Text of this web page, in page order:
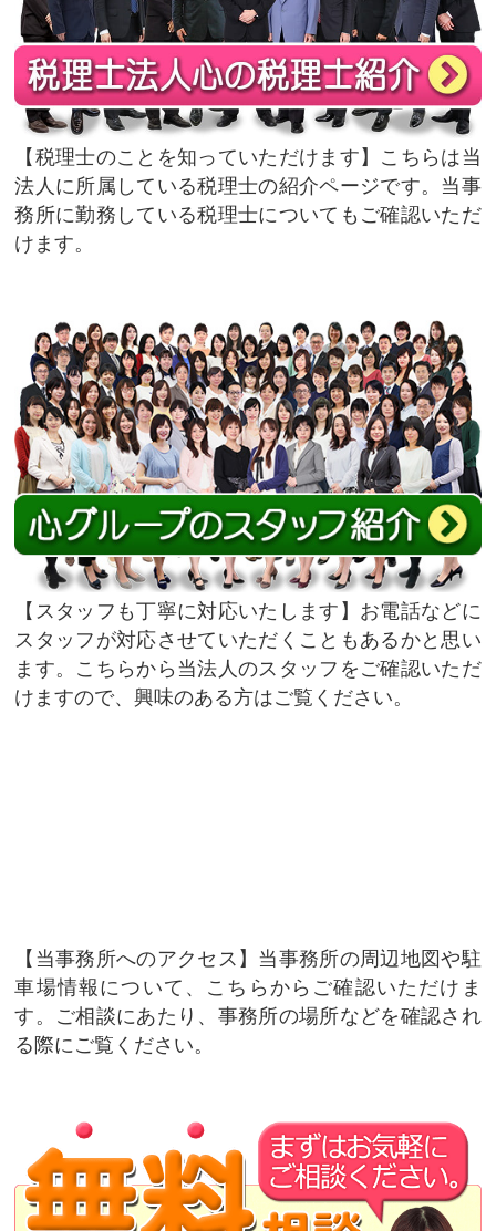
税理士のことを知っていただけます
こちらは当
法人に所属している税理士の紹介ページです。当事
務所に勤務している税理士についてもご確認いただ
けます。
スタッフも丁寧に対応いたします
お電話などに
スタッフが対応させていただくこともあるかと思い
ます。こちらから当法人のスタッフをご確認いただ
けますので、興味のある方はご覧ください。
当事務所へのアクセス
当事務所の周辺地図や駐
車場情報について、こちらからご確認いただけま
す。ご相談にあたり、事務所の場所などを確認され
る際にご覧ください。